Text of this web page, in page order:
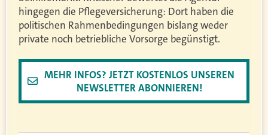
hingegen die Pflegeversicherung: Dort haben die
politischen Rahmenbedingungen bislang weder
private noch betriebliche Vorsorge begünstigt.
MEHR INFOS? JETZT KOSTENLOS UNSEREN
NEWSLETTER ABONNIEREN!